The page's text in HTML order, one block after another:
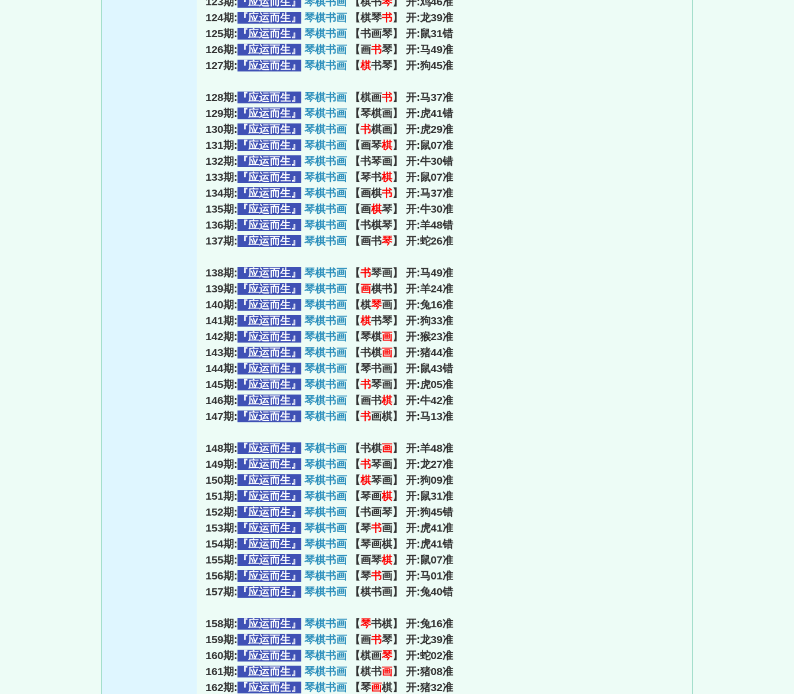
124期: 『应运而生』 琴棋书画 【棋琴书】 开:龙39准
125期: 『应运而生』 琴棋书画 【书画琴】 开:鼠31错
126期: 『应运而生』 琴棋书画 【画书琴】 开:马49准
127期: 『应运而生』 琴棋书画 【棋书琴】 开:狗45准
128期: 『应运而生』 琴棋书画 【棋画书】 开:马37准
129期: 『应运而生』 琴棋书画 【琴棋画】 开:虎41错
130期: 『应运而生』 琴棋书画 【书棋画】 开:虎29准
131期: 『应运而生』 琴棋书画 【画琴棋】 开:鼠07准
132期: 『应运而生』 琴棋书画 【书琴画】 开:牛30错
133期: 『应运而生』 琴棋书画 【琴书棋】 开:鼠07准
134期: 『应运而生』 琴棋书画 【画棋书】 开:马37准
135期: 『应运而生』 琴棋书画 【画棋琴】 开:牛30准
136期: 『应运而生』 琴棋书画 【书棋琴】 开:羊48错
137期: 『应运而生』 琴棋书画 【画书琴】 开:蛇26准
138期: 『应运而生』 琴棋书画 【书琴画】 开:马49准
139期: 『应运而生』 琴棋书画 【画棋书】 开:羊24准
140期: 『应运而生』 琴棋书画 【棋琴画】 开:兔16准
141期: 『应运而生』 琴棋书画 【棋书琴】 开:狗33准
142期: 『应运而生』 琴棋书画 【琴棋画】 开:猴23准
143期: 『应运而生』 琴棋书画 【书棋画】 开:猪44准
144期: 『应运而生』 琴棋书画 【琴书画】 开:鼠43错
145期: 『应运而生』 琴棋书画 【书琴画】 开:虎05准
146期: 『应运而生』 琴棋书画 【画书棋】 开:牛42准
147期: 『应运而生』 琴棋书画 【书画棋】 开:马13准
148期: 『应运而生』 琴棋书画 【书棋画】 开:羊48准
149期: 『应运而生』 琴棋书画 【书琴画】 开:龙27准
150期: 『应运而生』 琴棋书画 【棋琴画】 开:狗09准
151期: 『应运而生』 琴棋书画 【琴画棋】 开:鼠31准
152期: 『应运而生』 琴棋书画 【书画琴】 开:狗45错
153期: 『应运而生』 琴棋书画 【琴书画】 开:虎41准
154期: 『应运而生』 琴棋书画 【琴画棋】 开:虎41错
155期: 『应运而生』 琴棋书画 【画琴棋】 开:鼠07准
156期: 『应运而生』 琴棋书画 【琴书画】 开:马01准
157期: 『应运而生』 琴棋书画 【棋书画】 开:兔40错
158期: 『应运而生』 琴棋书画 【琴书棋】 开:兔16准
159期: 『应运而生』 琴棋书画 【画书琴】 开:龙39准
160期: 『应运而生』 琴棋书画 【棋画琴】 开:蛇02准
161期: 『应运而生』 琴棋书画 【棋书画】 开:猪08准
162期: 『应运而生』 琴棋书画 【琴画棋】 开:猪32准